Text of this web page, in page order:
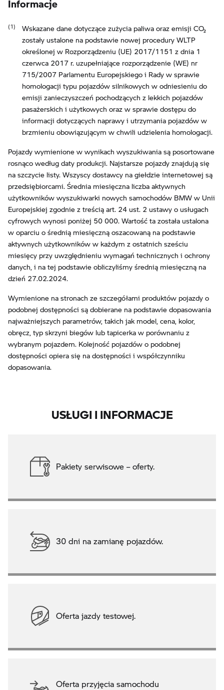
Wskazane dane dotyczące zużycia paliwa oraz emisji CO₂
zostały ustalone na podstawie nowej procedury WLTP
określonej w Rozporządzeniu (UE) 2017/1151 z dnia 1
czerwca 2017 r. uzupełniające rozporządzenie (WE) nr
715/2007 Parlamentu Europejskiego i Rady w sprawie
homologacji typu pojazdów silnikowych w odniesieniu do
emisji zanieczyszczeń pochodzących z lekkich pojazdów
pasażerskich i użytkowych oraz w sprawie dostępu do
informacji dotyczących naprawy i utrzymania pojazdów w
brzmieniu obowiązującym w chwili udzielenia homologacji.
Pojazdy wymienione w wynikach wyszukiwania są posortowane
rosnąco według daty produkcji. Najstarsze pojazdy znajdują się
na szczycie listy. Wszyscy dostawcy na giełdzie internetowej są
przedsiębiorcami. Średnia miesięczna liczba aktywnych
użytkowników wyszukiwarki nowych samochodów BMW w Unii
Europejskiej zgodnie z treścią art. 24 ust. 2 ustawy o usługach
cyfrowych wynosi poniżej 50 000. Wartość ta została ustalona
w oparciu o średnią miesięczną oszacowaną na podstawie
aktywnych użytkowników w każdym z ostatnich sześciu
miesięcy przy uwzględnieniu wymagań technicznych i ochrony
danych, i na tej podstawie obliczyliśmy średnią miesięczną na
dzień 27.02.2024.
Wymienione na stronach ze szczegółami produktów pojazdy o
podobnej dostępności są dobierane na podstawie dopasowania
najważniejszych parametrów, takich jak model, cena, kolor,
obręcz, typ skrzyni biegów lub tapicerka w porównaniu z
wybranym pojazdem. Kolejność pojazdów o podobnej
dostępności opiera się na dostępności i współczynniku
dopasowania.
USŁUGI I INFORMACJE
Pakiety serwisowe – oferty.
30 dni na zamianę pojazdów.
Oferta jazdy testowej.
Oferta przyjęcia samochodu